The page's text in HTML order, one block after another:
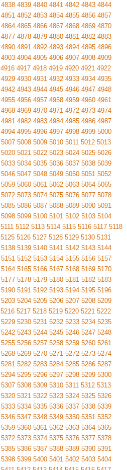
4838 4839 4840 4841 4842 4843 4844
4851 4852 4853 4854 4855 4856 4857
4864 4865 4866 4867 4868 4869 4870
4877 4878 4879 4880 4881 4882 4883
4890 4891 4892 4893 4894 4895 4896
4903 4904 4905 4906 4907 4908 4909
4916 4917 4918 4919 4920 4921 4922
4929 4930 4931 4932 4933 4934 4935
4942 4943 4944 4945 4946 4947 4948
4955 4956 4957 4958 4959 4960 4961
4968 4969 4970 4971 4972 4973 4974
4981 4982 4983 4984 4985 4986 4987
4994 4995 4996 4997 4998 4999 5000
5007 5008 5009 5010 5011 5012 5013
5020 5021 5022 5023 5024 5025 5026
5033 5034 5035 5036 5037 5038 5039
5046 5047 5048 5049 5050 5051 5052
5059 5060 5061 5062 5063 5064 5065
5072 5073 5074 5075 5076 5077 5078
5085 5086 5087 5088 5089 5090 5091
5098 5099 5100 5101 5102 5103 5104
5111 5112 5113 5114 5115 5116 5117 5118
5125 5126 5127 5128 5129 5130 5131
5138 5139 5140 5141 5142 5143 5144
5151 5152 5153 5154 5155 5156 5157
5164 5165 5166 5167 5168 5169 5170
5177 5178 5179 5180 5181 5182 5183
5190 5191 5192 5193 5194 5195 5196
5203 5204 5205 5206 5207 5208 5209
5216 5217 5218 5219 5220 5221 5222
5229 5230 5231 5232 5233 5234 5235
5242 5243 5244 5245 5246 5247 5248
5255 5256 5257 5258 5259 5260 5261
5268 5269 5270 5271 5272 5273 5274
5281 5282 5283 5284 5285 5286 5287
5294 5295 5296 5297 5298 5299 5300
5307 5308 5309 5310 5311 5312 5313
5320 5321 5322 5323 5324 5325 5326
5333 5334 5335 5336 5337 5338 5339
5346 5347 5348 5349 5350 5351 5352
5359 5360 5361 5362 5363 5364 5365
5372 5373 5374 5375 5376 5377 5378
5385 5386 5387 5388 5389 5390 5391
5398 5399 5400 5401 5402 5403 5404